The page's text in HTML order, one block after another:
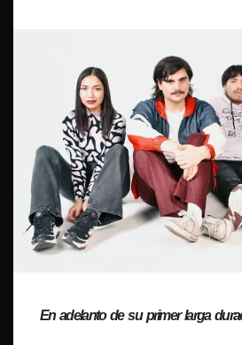
En adelanto de su primer larga